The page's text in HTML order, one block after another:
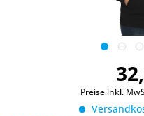
Preise inkl.